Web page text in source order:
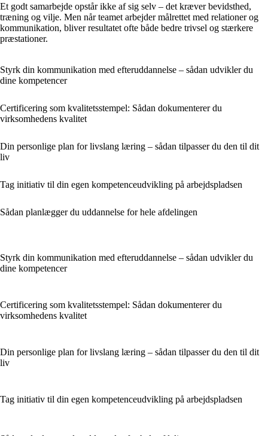
Et godt samarbejde opstår ikke af sig selv – det kræver bevidsthed,
træning og vilje. Men når teamet arbejder målrettet med relationer og
kommunikation, bliver resultatet ofte både bedre trivsel og stærkere
præstationer.
Styrk din kommunikation med efteruddannelse – sådan udvikler du
dine kompetencer
Certificering som kvalitetsstempel: Sådan dokumenterer du
virksomhedens kvalitet
Din personlige plan for livslang læring – sådan tilpasser du den til dit
liv
Tag initiativ til din egen kompetenceudvikling på arbejdspladsen
Sådan planlægger du uddannelse for hele afdelingen
Styrk din kommunikation med efteruddannelse – sådan udvikler du
dine kompetencer
Certificering som kvalitetsstempel: Sådan dokumenterer du
virksomhedens kvalitet
Din personlige plan for livslang læring – sådan tilpasser du den til dit
liv
Tag initiativ til din egen kompetenceudvikling på arbejdspladsen